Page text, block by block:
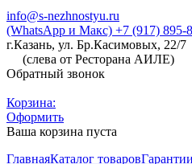
info@s-nezhnostyu.ru
(WhatsApp и Макс) +7 (917) 895-
г.Казань, ул. Бр.Касимовых, 22/7
(слева от Ресторана АИЛЕ)
Обратный звонок
Корзина:
Оформить
Ваша корзина пуста
ГлавнаяКаталог товаров